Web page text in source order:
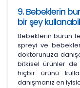
9. Bebeklerin
bir şey
Bebeklerin burun
spreyi ve
doktorunuza
bitkisel ürünler de
hiçbir ürünü
danışmanız en